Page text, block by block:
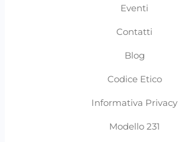
Eventi
Contatti
Blog
Codice Etico
Informativa Privacy
Modello 231